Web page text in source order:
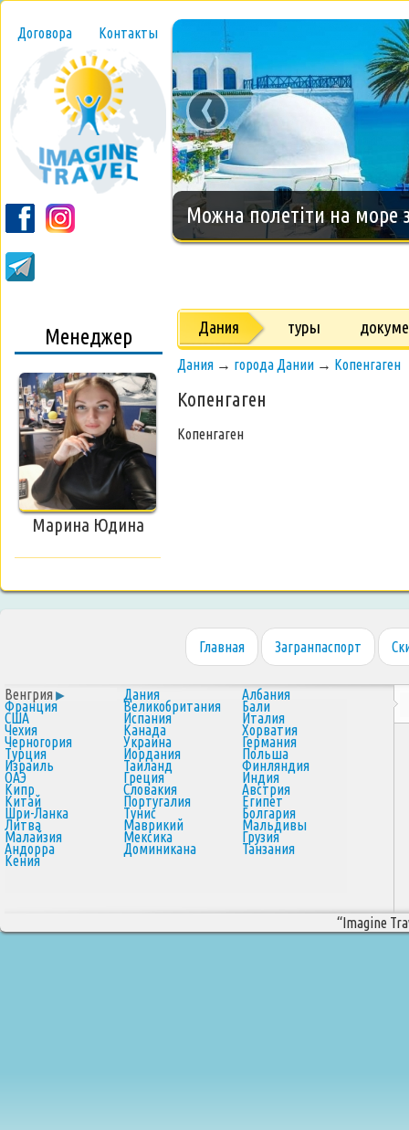
Договора Контакты
Новогодний тур на
‹
Менеджер
Марина Юдина
Дания туры
Дания → города Дании → Копенгаген
Копенгаген
Копенгаген
Главная Загранпаспорт
Венгрия Дания Албания
Франция Великобритания Бали
США Испания Италия
Чехия Канада Хорватия
Черногория Украина Германия
Турция Иордания Польша
Израиль Таиланд Финляндия
ОАЭ Греция Индия
Кипр Словакия Австрия
Китай Португалия Египет
Шри-Ланка Тунис Болгария
Литва Маврикий Мальдивы
Малайзия Мексика Грузия
Андорра Доминикана Танзания
Кения
“Imagine